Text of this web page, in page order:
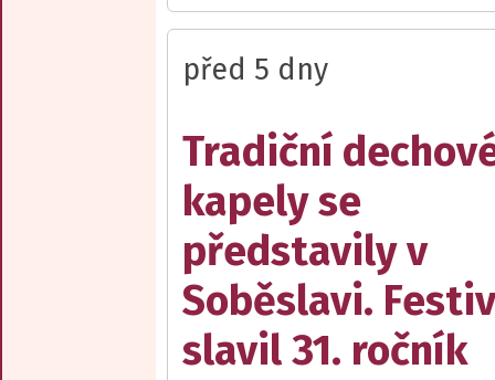
před 5 dny
Tradiční
kapely se
představily v
Soběslavi.
slavil 31. ročník